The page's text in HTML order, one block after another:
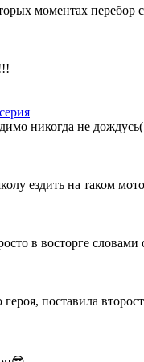
моментах перебор
никогда не дождусь(
ездить на таком
в восторге словами
поставила